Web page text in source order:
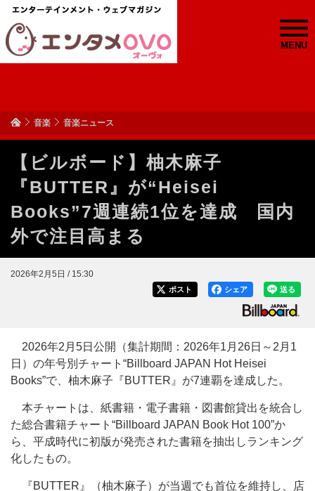
MENU
音楽 音楽ニュース
【ビルボード】柚木麻子
『BUTTER』が“Heisei
Books”7週連続1位を達成 国内
外で注目高まる
2026年2月5日 / 15:30
送る
シェア
ポスト
2026年2月5日公開（集計期間：2026年1月26日～2月1
日）の年号別チャート“Billboard JAPAN Hot Heisei
Books”で、柚木麻子『BUTTER』が7連覇を達成した。
本チャートは、紙書籍・電子書籍・図書館貸出を統合し
た総合書籍チャート“Billboard JAPAN Book Hot 100”か
ら、平成時代に初版が発売された書籍を抽出しランキング
化したもの。
『BUTTER』（柚木麻子）が当週でも首位を維持し、店